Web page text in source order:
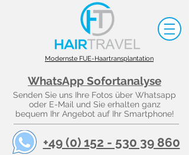
Modernste FUE-Haartransplantation
WhatsApp Sofortanalyse
Senden Sie uns Ihre Fotos über Whatsapp
oder E-Mail und Sie erhalten ganz
bequem Ihr Angebot auf Ihr Smartphone!
+49 (0) 152 - 530 39 860